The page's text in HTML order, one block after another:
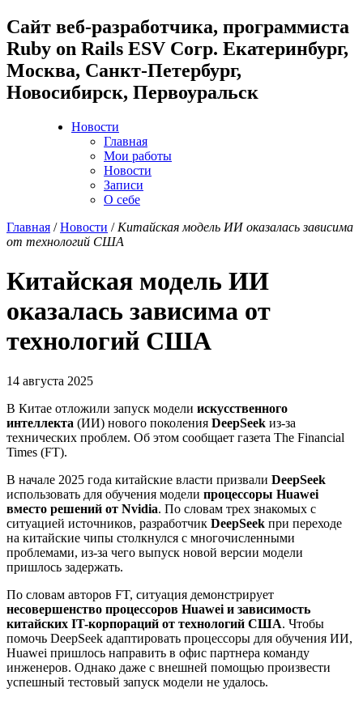
Cайт веб-разработчика, программиста
Ruby on Rails ESV Corp. Екатеринбург,
Москва, Санкт-Петербург,
Новосибирск, Первоуральск
Новости
Главная
Мои работы
Новости
Записи
О себе
Главная /Новости / Китайская модель ИИ оказалась зависима
от технологий США
Китайская модель ИИ
оказалась зависима от
технологий США
14 августа 2025
В Китае отложили запуск модели искусственного
интеллекта (ИИ) нового поколения DeepSeek из-за
технических проблем. Об этом сообщает газета The Financial
Times (FT).
В начале 2025 года китайские власти призвали DeepSeek
использовать для обучения модели процессоры Huawei
вместо решений от Nvidia. По словам трех знакомых с
ситуацией источников, разработчик DeepSeek при переходе
на китайские чипы столкнулся с многочисленными
проблемами, из-за чего выпуск новой версии модели
пришлось задержать.
По словам авторов FT, ситуация демонстрирует
несовершенство процессоров Huawei и зависимость
китайских IT-корпораций от технологий США. Чтобы
помочь DeepSeek адаптировать процессоры для обучения ИИ,
Huawei пришлось направить в офис партнера команду
инженеров. Однако даже с внешней помощью произвести
успешный тестовый запуск модели не удалось.